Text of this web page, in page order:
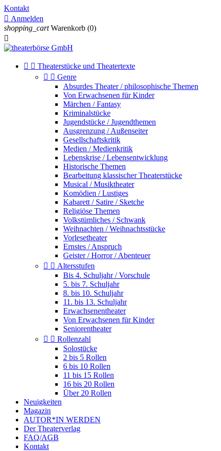
Kontakt
 Anmelden
shopping_cart Warenkorb (0)

  Theaterstücke und Theatertexte
  Genre
Absurdes Theater / philosophische Themen
Von Erwachsenen für Kinder
Märchen / Fantasy
Kriminalstücke
Jugendstücke / Jugendthemen
Ausgrenzung / Außenseiter
Gesellschaftskritik
Medien / Medienkritik
Lebenskrise / Lebensentwicklung
Historische Themen
Bearbeitung klassischer Theaterstücke
Musical / Musiktheater
Komödien / Lustiges
Kabarett / Satire / Sketche
Religiöse Themen
Volkstümliches / Schwank
Weihnachten / Weihnachtsstücke
Vorlesetheater
Ernstes / Anspruch
Geister / Horror / Abenteuer
  Altersstufen
Bis 4. Schuljahr / Vorschule
5. bis 7. Schuljahr
8. bis 10. Schuljahr
11. bis 13. Schuljahr
Erwachsenentheater
Von Erwachsenen für Kinder
Seniorentheater
  Rollenzahl
Solostücke
2 bis 5 Rollen
6 bis 10 Rollen
11 bis 15 Rollen
16 bis 20 Rollen
Über 20 Rollen
Neuigkeiten
Magazin
AUTOR*IN WERDEN
Der Theaterverlag
FAQ/AGB
Kontakt